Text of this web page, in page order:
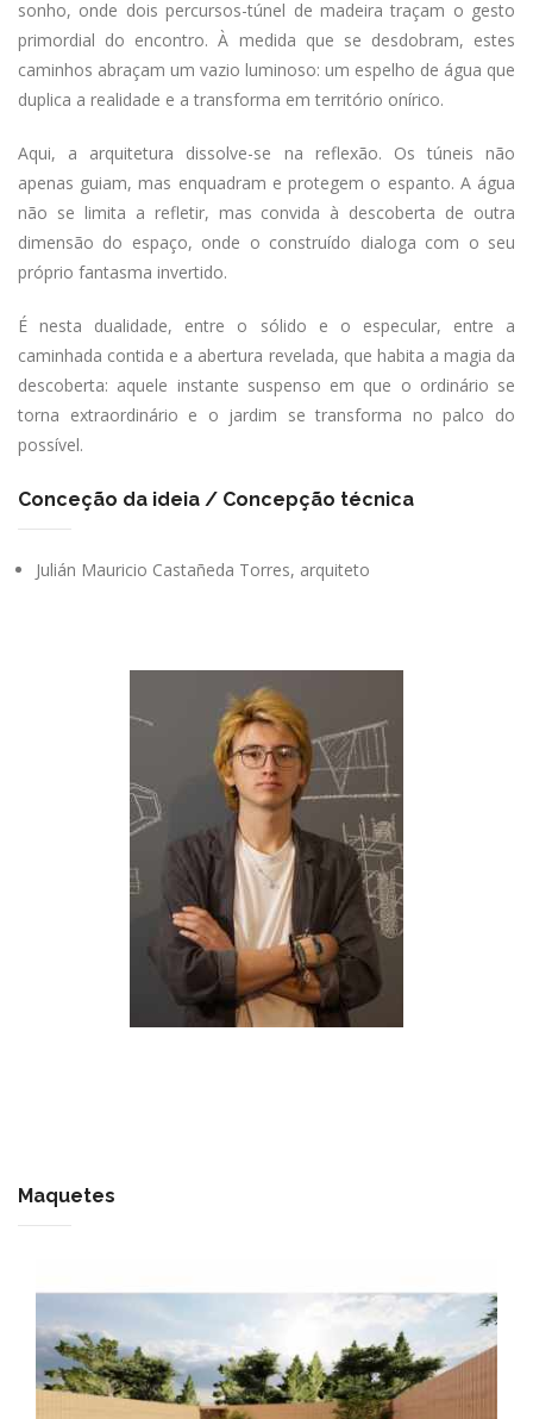
sonho, onde dois percursos-túnel de madeira traçam o gesto
primordial do encontro. À medida que se desdobram, estes
caminhos abraçam um vazio luminoso: um espelho de água que
duplica a realidade e a transforma em território onírico.
Aqui, a arquitetura dissolve-se na reflexão. Os túneis não
apenas guiam, mas enquadram e protegem o espanto. A água
não se limita a refletir, mas convida à descoberta de outra
dimensão do espaço, onde o construído dialoga com o seu
próprio fantasma invertido.
É nesta dualidade, entre o sólido e o especular, entre a
caminhada contida e a abertura revelada, que habita a magia da
descoberta: aquele instante suspenso em que o ordinário se
torna extraordinário e o jardim se transforma no palco do
possível.
Conceção da ideia / Concepção técnica
Julián Mauricio Castañeda Torres, arquiteto
Maquetes